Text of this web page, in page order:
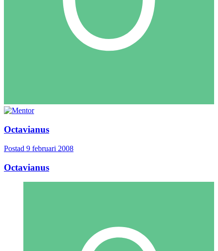
Octavianus
Postad 9 februari 2008
Octavianus